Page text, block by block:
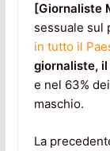
[Giornaliste
sessuale sul
in tutto il
giornaliste,
e nel 63%
maschio.
La